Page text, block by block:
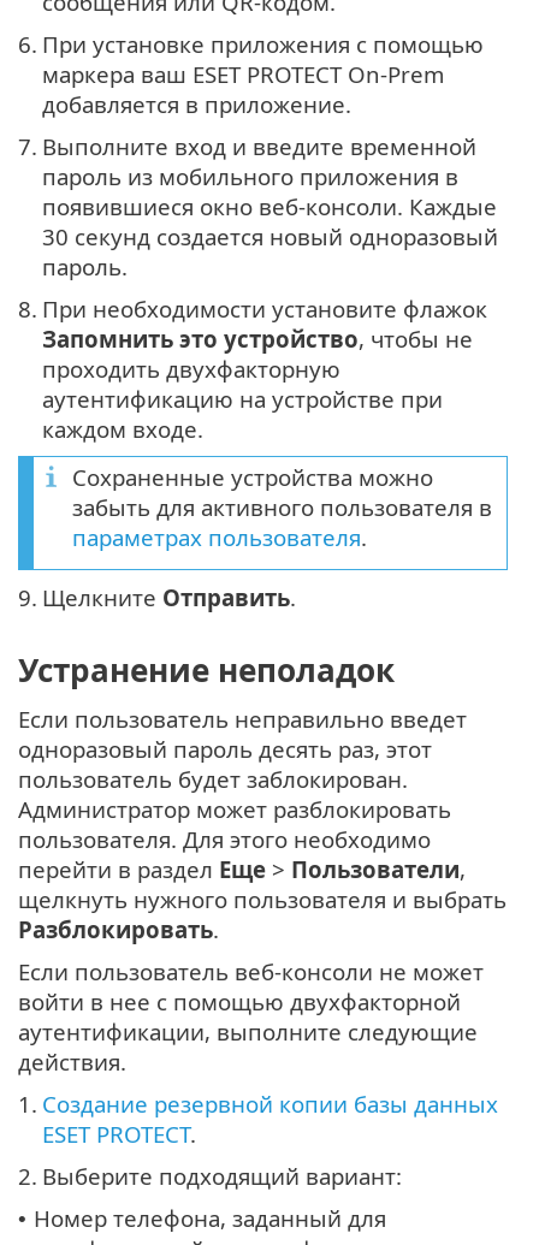
6. При установке приложения с помощью
маркера ваш ESET PROTECT On-Prem
добавляется в приложение.
7. Выполните вход и введите временной
пароль из мобильного приложения в
появившиеся окно веб-консоли. Каждые
30 секунд создается новый одноразовый
пароль.
8. При необходимости установите флажок
Запомнить это устройство, чтобы не
проходить двухфакторную
аутентификацию на устройстве при
каждом входе.
Сохраненные устройства можно
забыть для активного пользователя в
параметрах пользователя.
9. Щелкните Отправить.
Устранение неполадок
Если пользователь неправильно введет
одноразовый пароль десять раз, этот
пользователь будет заблокирован.
Администратор может разблокировать
пользователя. Для этого необходимо
перейти в раздел Еще > Пользователи,
щелкнуть нужного пользователя и выбрать
Разблокировать.
Если пользователь веб-консоли не может
войти в нее с помощью двухфакторной
аутентификации, выполните следующие
действия.
1. Создание резервной копии базы данных
ESET PROTECT.
2. Выберите подходящий вариант:
• Номер телефона, заданный для